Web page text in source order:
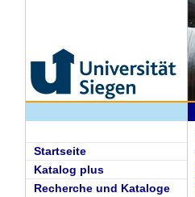
Startseite
Katalog plus
Recherche und Kataloge